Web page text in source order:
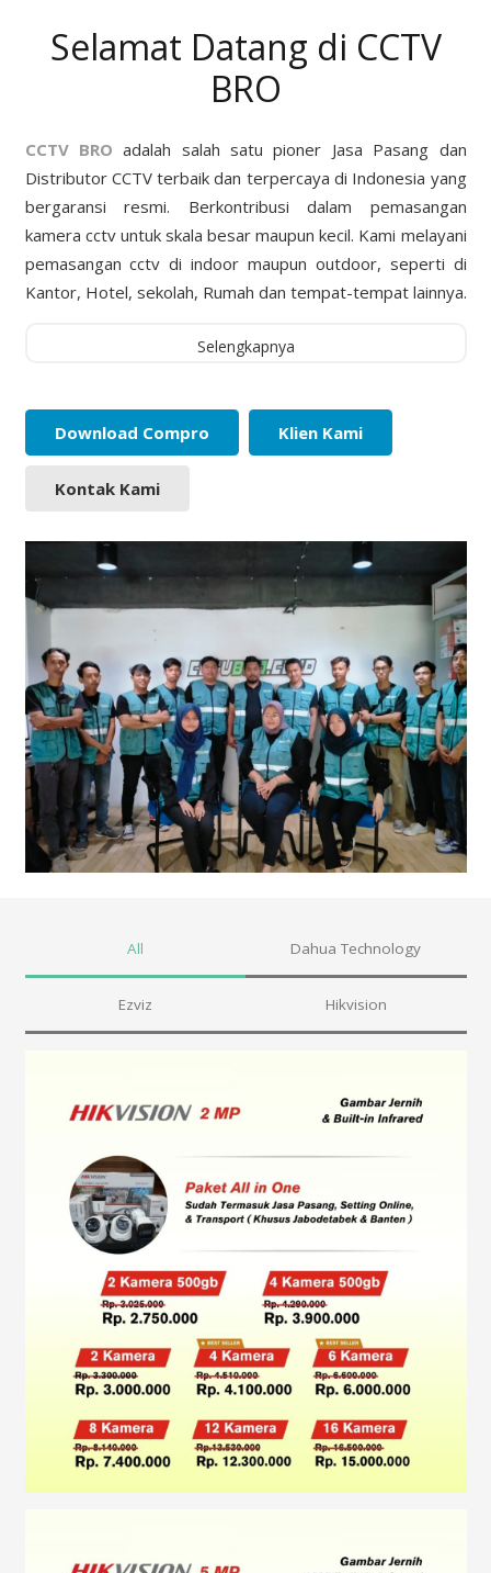
Selamat Datang di CCTV
BRO
CCTV BRO adalah salah satu pioner Jasa Pasang dan
Distributor CCTV terbaik dan terpercaya di Indonesia yang
bergaransi resmi. Berkontribusi dalam pemasangan
kamera cctv untuk skala besar maupun kecil. Kami melayani
pemasangan cctv di indoor maupun outdoor, seperti di
Kantor, Hotel, sekolah, Rumah dan tempat-tempat lainnya.
Selengkapnya
Download Compro Klien Kami
Kontak Kami
All Dahua Technology
Ezviz Hikvision